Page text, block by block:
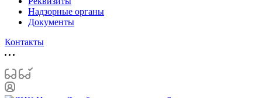
Надзорные органы
Документы
Контакты